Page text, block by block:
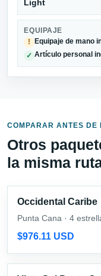
Light
EQUIPAJE
!
Equipaje de mano
✓ Artículo personal
COMPARAR ANTES DE
Otros
la misma
Occidental Caribe
Punta Cana · 4
$976.11 USD